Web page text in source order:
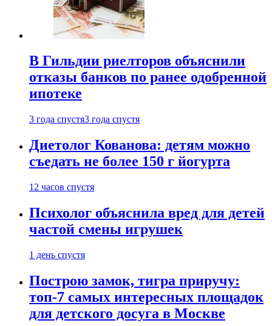
В Гильдии риелторов объяснили
отказы банков по ранее одобренной
ипотеке
3 года спустя3 года спустя
Диетолог Кованова: детям можно
съедать не более 150 г йогурта
12 часов спустя
Психолог объяснила вред для детей
частой смены игрушек
1 день спустя
Построю замок, тигра приручу:
топ-7 самых интересных площадок
для детского досуга в Москве